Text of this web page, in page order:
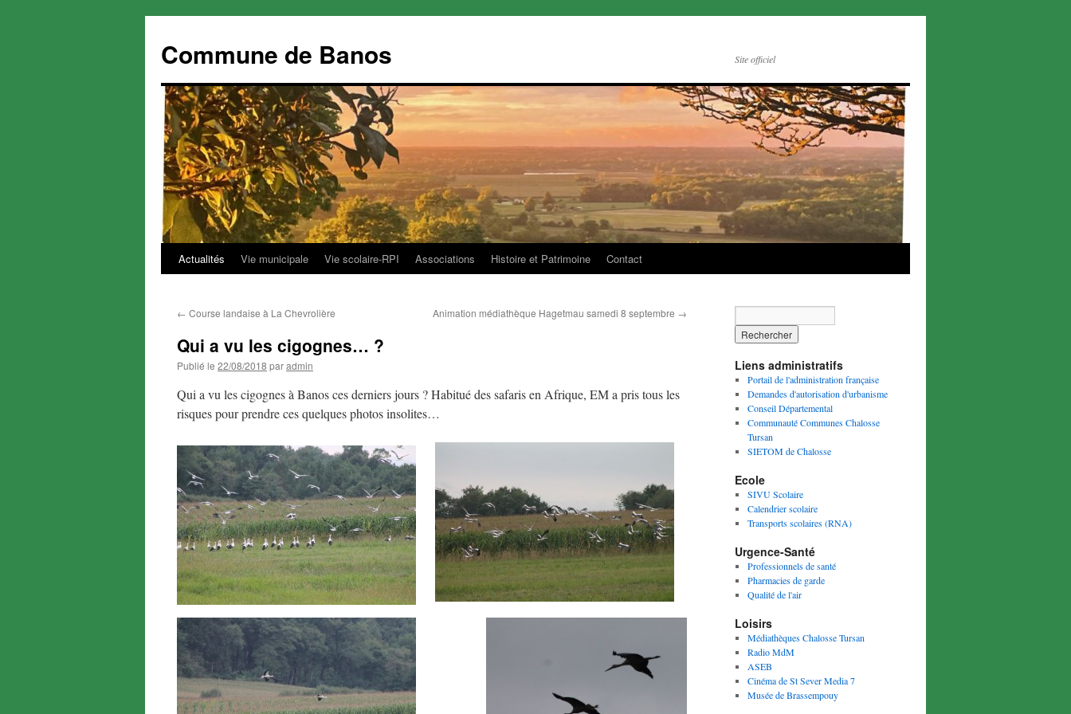
Commune de Banos Site officiel
Aller
contenu
Actualités Vie municipale Vie scolaire-RPI Associations Histoire et Patrimoine Contact
← Course landaise à La Chevrolière Animation médiathèque Hagetmau samedi 8 septembre →
Qui a vu les cigognes… ?
Publié le 22/08/2018 paradmin
Qui a vu les cigognes à Banos ces derniers jours ? Habitué des safaris en Afrique, EM a pris tous les
risques pour prendre ces quelques photos insolites…
Liens administratifs
Portail de l'administration française
Demandes d'autorisation d'urbanisme
Conseil Départemental
Communauté Communes Chalosse
Tursan
SIETOM de Chalosse
Ecole
SIVU Scolaire
Calendrier scolaire
Transports scolaires (RNA)
Urgence-Santé
Professionnels de santé
Pharmacies de garde
Qualité de l'air
Loisirs
Médiathèques Chalosse Tursan
Radio MdM
ASEB
Cinéma de St Sever Media 7
Musée de Brassempouy